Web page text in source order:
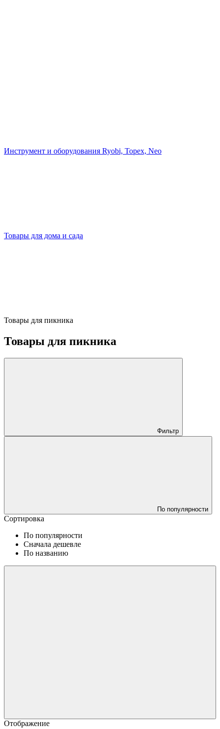
Инструмент и оборудования Ryobi, Topex, Neo
Товары для дома и сада
Товары для пикника
Товары для пикника
Фильтр
По популярности
Сортировка
По популярности
Сначала дешевле
По названию
Отображение